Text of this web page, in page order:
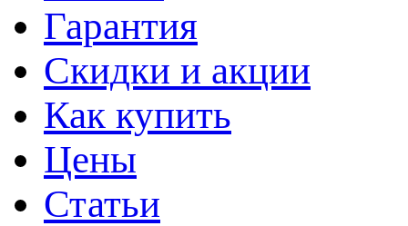
Гарантия
Скидки и акции
Как купить
Цены
Статьи